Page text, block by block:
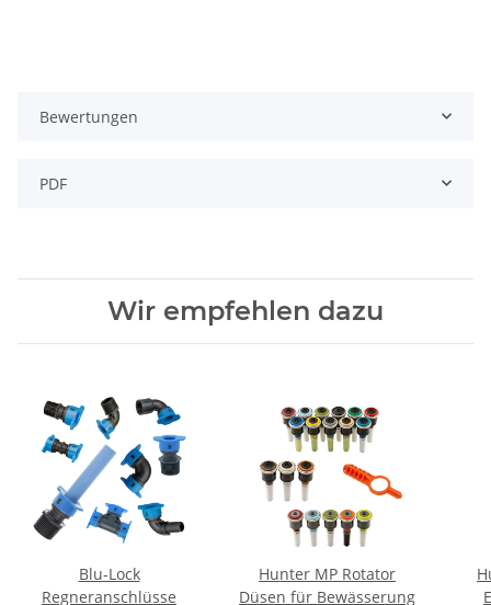
Bewertungen
PDF
Wir empfehlen dazu
Blu-Lock
Regneranschlüsse
Hunter MP Rotator
Düsen für Bewässerung